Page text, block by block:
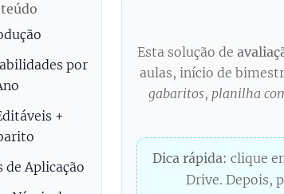
por
+
de Aplicação
Esta solução de
aulas, início de
gabaritos, planilha
Dica rápida: clique
Drive. Depois,